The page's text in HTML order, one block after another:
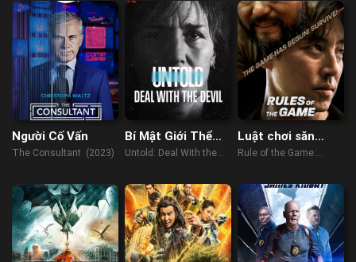
Người Cố Vấn
The Consultant (2023)
Bí Mật Giới Thể
Thao: Giao Kèo
Untold: Deal With the
Luật chơi săn
người
Rule of the Game: